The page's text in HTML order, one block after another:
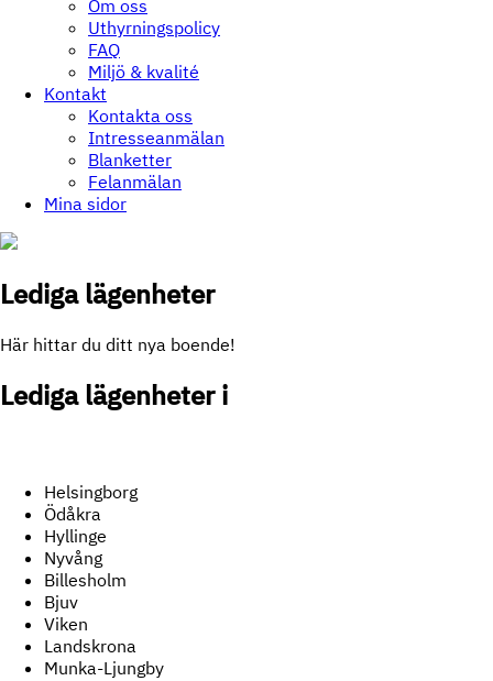
Om oss
Uthyrningspolicy
FAQ
Miljö & kvalité
Kontakt
Kontakta oss
Intresseanmälan
Blanketter
Felanmälan
Mina sidor
Lediga lägenheter
Här hittar du ditt nya boende!
Lediga lägenheter i
Helsingborg
Ödåkra
Hyllinge
Nyvång
Billesholm
Bjuv
Viken
Landskrona
Munka-Ljungby